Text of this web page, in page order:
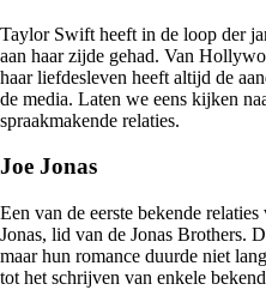
Taylor Swift heeft in de loop der
aan haar zijde gehad. Van
haar liefdesleven heeft altijd de
de media. Laten we eens kijken
spraakmakende relaties.
Joe Jonas
Een van de eerste bekende
Jonas, lid van de Jonas Brothers.
maar hun romance duurde niet
tot het schrijven van enkele